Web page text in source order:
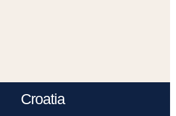
Croatia